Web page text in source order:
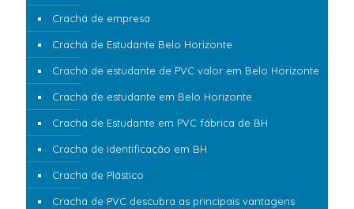
Crachá de empresa
Crachá de Estudante Belo Horizonte
Crachá de estudante de PVC valor em Belo Horizonte
Crachá de estudante em Belo Horizonte
Crachá de Estudante em PVC fábrica de BH
Crachá de identificação em BH
Crachá de Plástico
Crachá de PVC descubra as principais vantagens